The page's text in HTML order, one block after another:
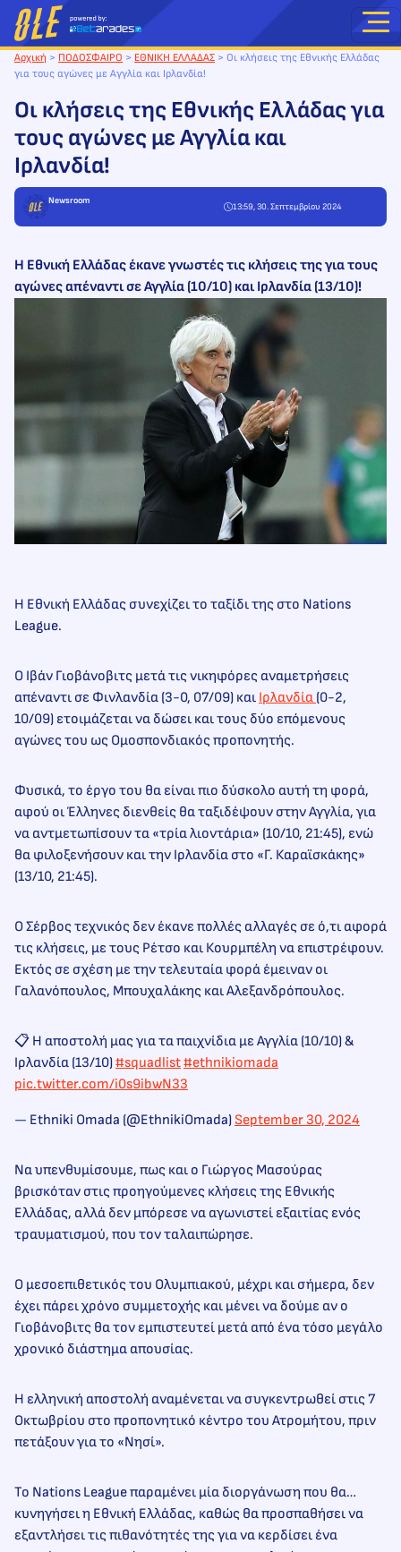
Μετάβαση
στο
περιεχόμενο
Αρχική > ΠΟΔΟΣΦΑΙΡΟ > ΕΘΝΙΚΗ ΕΛΛΑΔΑΣ > Οι κλήσεις της Εθνικής Ελλάδας
για τους αγώνες με Αγγλία και Ιρλανδία!
Οι κλήσεις της Εθνικής Ελλάδας για
τους αγώνες με Αγγλία και
Ιρλανδία!
Newsroom
13:59, 30. Σεπτεμβρίου 2024
Η Εθνική Ελλάδας έκανε γνωστές τις κλήσεις της για τους
αγώνες απέναντι σε Αγγλία (10/10) και Ιρλανδία (13/10)!
Η Εθνική Ελλάδας συνεχίζει το ταξίδι της στο Nations
League.
Ο Ιβάν Γιοβάνοβιτς μετά τις νικηφόρες αναμετρήσεις
απέναντι σε Φινλανδία (3-0, 07/09) και Ιρλανδία (0-2,
10/09) ετοιμάζεται να δώσει και τους δύο επόμενους
αγώνες του ως Ομοσπονδιακός προπονητής.
Φυσικά, το έργο του θα είναι πιο δύσκολο αυτή τη φορά,
αφού οι Έλληνες διενθείς θα ταξιδέψουν στην Αγγλία, για
να αντμετωπίσουν τα «τρία λιοντάρια» (10/10, 21:45), ενώ
θα φιλοξενήσουν και την Ιρλανδία στο «Γ. Καραϊσκάκης»
(13/10, 21:45).
Ο Σέρβος τεχνικός δεν έκανε πολλές αλλαγές σε ό,τι αφορά
τις κλήσεις, με τους Ρέτσο και Κουρμπέλη να επιστρέφουν.
Εκτός σε σχέση με την τελευταία φορά έμειναν οι
Γαλανόπουλος, Μπουχαλάκης και Αλεξανδρόπουλος.
📋 Η αποστολή μας για τα παιχνίδια με Αγγλία (10/10) &
Ιρλανδία (13/10)#squadlist#ethnikiomada
pic.twitter.com/i0s9ibwN33
— Ethniki Omada (@EthnikiOmada)September 30, 2024
Να υπενθυμίσουμε, πως και ο Γιώργος Μασούρας
βρισκόταν στις προηγούμενες κλήσεις της Εθνικής
Ελλάδας, αλλά δεν μπόρεσε να αγωνιστεί εξαιτίας ενός
τραυματισμού, που τον ταλαιπώρησε.
Ο μεσοεπιθετικός του Ολυμπιακού, μέχρι και σήμερα, δεν
έχει πάρει χρόνο συμμετοχής και μένει να δούμε αν ο
Γιοβάνοβιτς θα τον εμπιστευτεί μετά από ένα τόσο μεγάλο
χρονικό διάστημα απουσίας.
Η ελληνική αποστολή αναμένεται να συγκεντρωθεί στις 7
Οκτωβρίου στο προπονητικό κέντρο του Ατρομήτου, πριν
πετάξουν για το «Νησί».
Το Nations League παραμένει μία διοργάνωση που θα…
κυνηγήσει η Εθνική Ελλάδας, καθώς θα προσπαθήσει να
εξαντλήσει τις πιθανότητές της για να κερδίσει ένα